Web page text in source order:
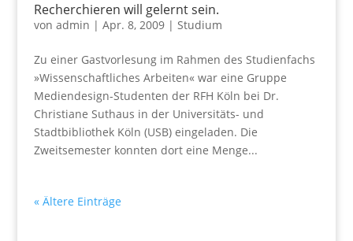
Recherchieren will gelernt sein.
von admin | Apr. 8, 2009| Studium
Zu einer Gastvorlesung im Rahmen des Studienfachs
»Wissenschaftliches Arbeiten« war eine Gruppe
Mediendesign-Studenten der RFH Köln bei Dr.
Christiane Suthaus in der Universitäts- und
Stadtbibliothek Köln (USB) eingeladen. Die
Zweitsemester konnten dort eine Menge...
« Ältere Einträge